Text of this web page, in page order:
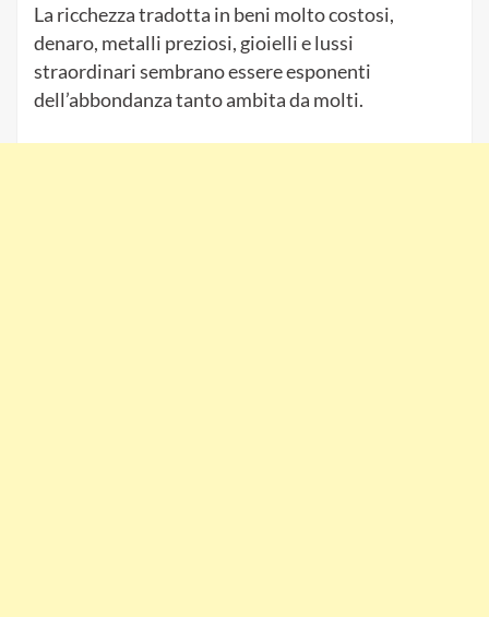
La ricchezza tradotta in beni molto costosi,
denaro, metalli preziosi, gioielli e lussi
straordinari sembrano essere esponenti
dell’abbondanza tanto ambita da molti.